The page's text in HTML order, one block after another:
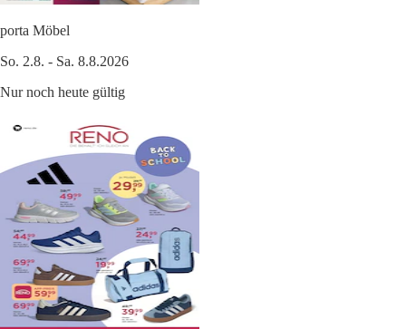
porta Möbel
So. 2.8. - Sa. 8.8.2026
Nur noch heute gültig